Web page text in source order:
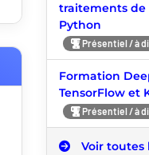
traitements de
Python
Présentiel / à
Formation
TensorFlow et
Présentiel / à
Voir toutes